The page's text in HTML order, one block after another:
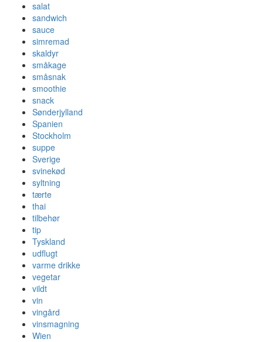
salat
sandwich
sauce
simremad
skaldyr
småkage
småsnak
smoothie
snack
Sønderjylland
Spanien
Stockholm
suppe
Sverige
svinekød
syltning
tærte
thai
tilbehør
tip
Tyskland
udflugt
varme drikke
vegetar
vildt
vin
vingård
vinsmagning
Wien